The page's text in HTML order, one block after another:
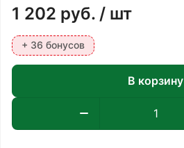
1 202 руб. / шт
+ 36 бонусов
В корзину